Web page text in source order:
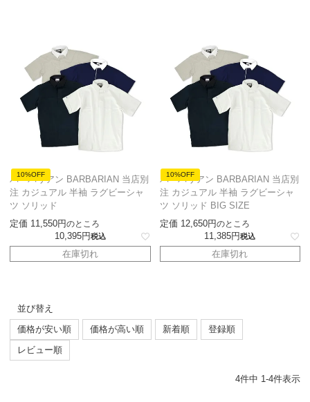
10%OFF
バーバリアン BARBARIAN 当店別
注 カジュアル 半袖 ラグビーシャ
ツ ソリッド
定価 11,550 のところ
10,395 税込
在庫切れ
10%OFF
バーバリアン BARBARIAN 当店別
注 カジュアル 半袖 ラグビーシャ
ツ ソリッド BIG SIZE
定価 12,650 のところ
11,385 税込
在庫切れ
並び替え
価格が安い順
価格が高い順 新着順
登録順
レビュー順
4件中 1-4件表示